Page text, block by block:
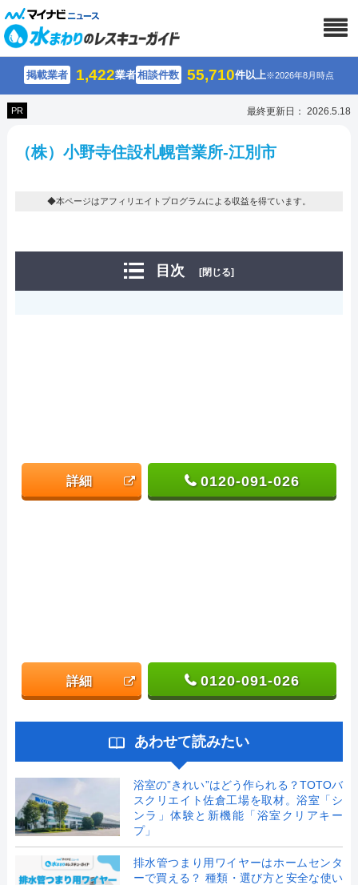
掲載業者 1,422業者相談件数 55,710件以上※2026年8月時点
PR 最終更新日： 2026.5.18
（株）小野寺住設札幌営業所-江別市
◆本ページはアフィリエイトプログラムによる収益を得ています。
目次 [閉じる]
詳細 0120-091-026
詳細 0120-091-026
あわせて読みたい
浴室の”きれい”はどう作られる？TOTOバ
スクリエイト佐倉工場を取材。浴室「シ
ンラ」体験と新機能「浴室クリアキー
プ」
排水管つまり用ワイヤーはホームセンタ
ーで買える？ 種類・選び方と安全な使い